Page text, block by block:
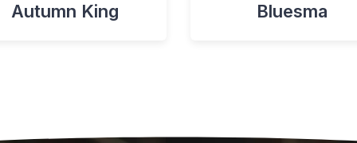
Autumn King Bluesma